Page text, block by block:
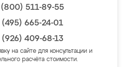
511-89-55
665-24-01
409-68-13
на сайте для консультации и
расчёта стоимости.